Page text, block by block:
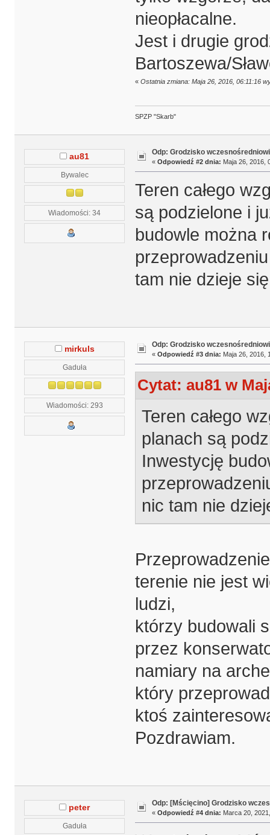
nieopłacalne.
Jest i drugie
Bartoszewa/
« Ostatnia zmiana: Maja 26, 2016, 06:11:16
SPZP "Skarb"
au81
Bywalec
Wiadomości: 34
Odp: Grodzisko
« Odpowiedź #2 dnia: Maja 26, 2016,
Teren całego
są podzielone i
budowle można
tam nie dzieje
mirkuls
Gaduła
Wiadomości: 293
Odp: Grodzisko
« Odpowiedź #3 dnia: Maja 26, 2016,
Cytat: au81 w
Teren całego
planach są
Inwestycję
nic tam nie
terenie nie jest
ludzi,
którzy budowali
przez
namiary na
który
ktoś
Pozdrawiam.
peter
Gaduła
Odp: [Mścięcino] Grodzisko
« Odpowiedź #4 dnia: Marca 20,